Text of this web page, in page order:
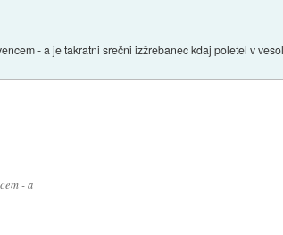
- a je takratni srečni izžrebanec kdaj poletel v
- a